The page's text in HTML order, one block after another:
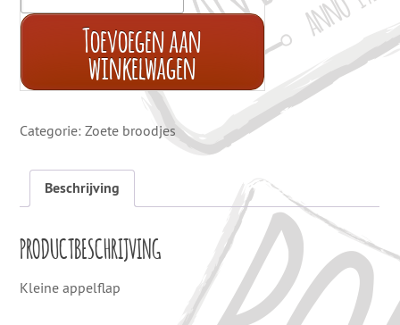
Toevoegen aan
winkelwagen
Categorie:Zoete broodjes
Beschrijving
PRODUCTBESCHRIJVING
Kleine appelflap